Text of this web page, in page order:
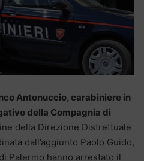
Antonuccio, carabiniere in
della Compagnia di
della Direzione Distrettuale
dall’aggiunto Paolo Guido,
Palermo hanno arrestato il